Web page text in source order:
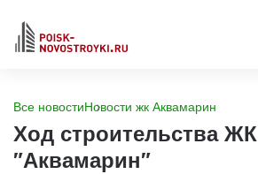
Все новостиНовости жк Аквамарин
Ход строительства ЖК
"Аквамарин"